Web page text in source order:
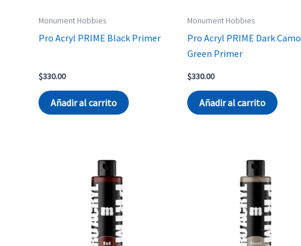
Monument Hobbies
Pro Acryl PRIME Black Primer
$330.00
Añadir al carrito
Monument Hobbies
Pro Acryl PRIME Dark Camo
Green Primer
$330.00
Añadir al carrito